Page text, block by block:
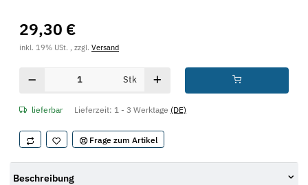
29,30 €
inkl. 19% USt. , zzgl. Versand
Stk
lieferbar Lieferzeit: 1 - 3 Werktage (DE)
Frage zum Artikel
Beschreibung